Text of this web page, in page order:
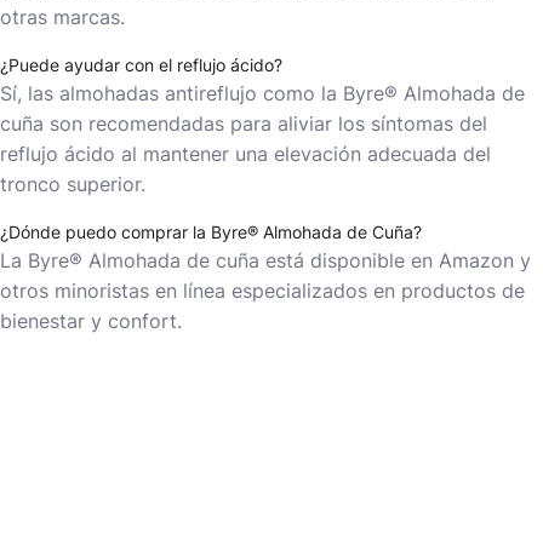
otras marcas.
¿Puede ayudar con el reflujo ácido?
Sí, las almohadas antireflujo como la Byre® Almohada de
cuña son recomendadas para aliviar los síntomas del
reflujo ácido al mantener una elevación adecuada del
tronco superior.
¿Dónde puedo comprar la Byre® Almohada de Cuña?
La Byre® Almohada de cuña está disponible en Amazon y
otros minoristas en línea especializados en productos de
bienestar y confort.